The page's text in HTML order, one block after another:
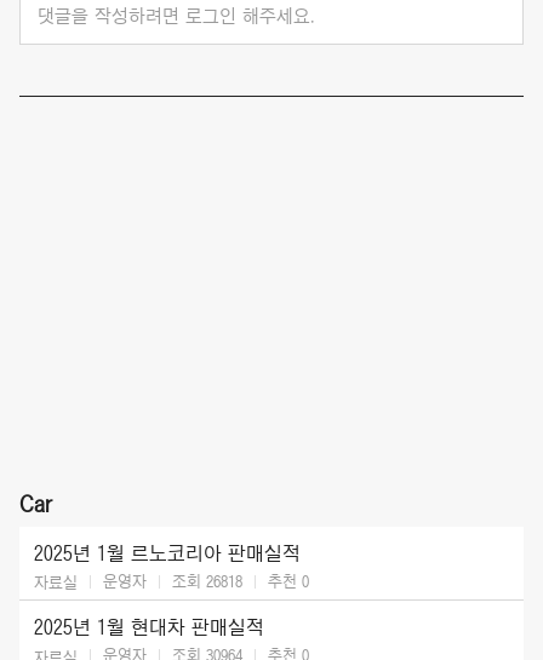
댓글을 작성하려면 로그인 해주세요.
Car
2025년 1월 르노코리아 판매실적
자료실 운영자 조회 26818 추천 0
2025년 1월 현대차 판매실적
운영자 조회 30964 추천 0